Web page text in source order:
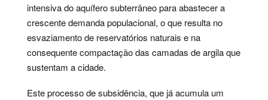
intensiva do aquífero subterrâneo para abastecer a
crescente demanda populacional, o que resulta no
esvaziamento de reservatórios naturais e na
consequente compactação das camadas de argila que
sustentam a cidade.
Este processo de subsidência, que já acumula um